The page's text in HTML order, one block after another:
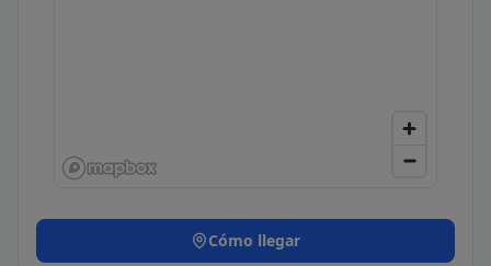
Cómo llegar